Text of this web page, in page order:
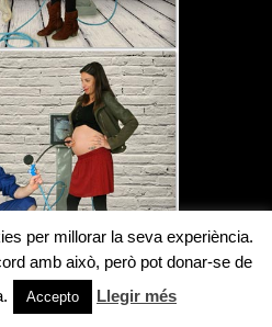
per millorar la seva experiència.
amb això, però pot donar-se de
Accepto Llegir més